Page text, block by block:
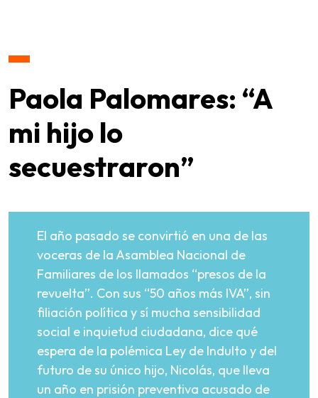
Paola Palomares: “A
mi hijo lo
secuestraron”
El año pasado se convirtió en una de las
voceras de la Asamblea Nacional de
Familiares de los llamados “presos de la
revuelta”. Con sus “50 años más IVA”, sin
filiación política y sí mucha sensibilidad
social e inquietud ciudadana, dice qué
espera de la polémica Ley de Indulto y del
futuro de su único hijo, Nicolás, que lleva
un año en prisión preventiva acusado de